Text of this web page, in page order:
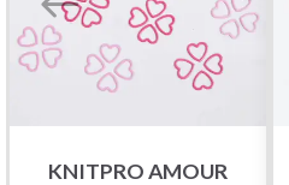
KNITPRO AMOUR